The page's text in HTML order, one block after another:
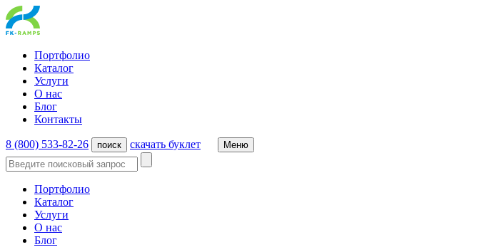
Портфолио
Каталог
Услуги
О нас
Блог
Контакты
8 (800) 533-82-26 поиск cкачать буклет Меню
Портфолио
Каталог
Услуги
О нас
Блог